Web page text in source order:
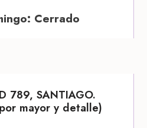
Cerrado
789, SANTIAGO.
mayor y detalle)